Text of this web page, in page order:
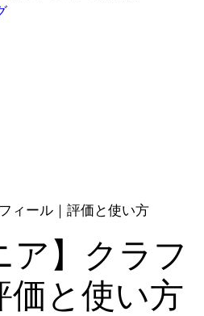
ィール｜評価と使い方
ア】クラフ
価と使い方